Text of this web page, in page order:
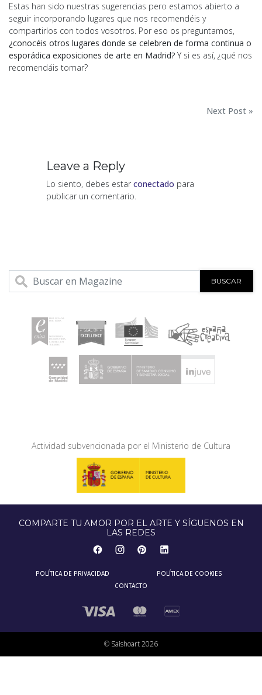
Estas han sido nuestras sugerencias pero estamos abierto a
seguir incorporando lugares que nos recomendéis y
compartirlos con todos vosotros. Por eso os preguntamos,
¿conocéis otros lugares donde se celebren de forma continua o
esporádica exposiciones de arte en Madrid? Y si es así, ¿qué nos
recomendáis tomar?
entradas
Next Post »
Leave a Reply
Lo siento, debes estar conectado para
publicar un comentario.
BUSCAR
Actividad subvencionada por el Ministerio de Cultura
COMPARTE TU AMOR POR EL ARTE Y SÍGUENOS EN
LAS REDES
POLÍTICA DE PRIVACIDAD
POLÍTICA DE COOKIES
CONTACTO
© Saishoart 2026